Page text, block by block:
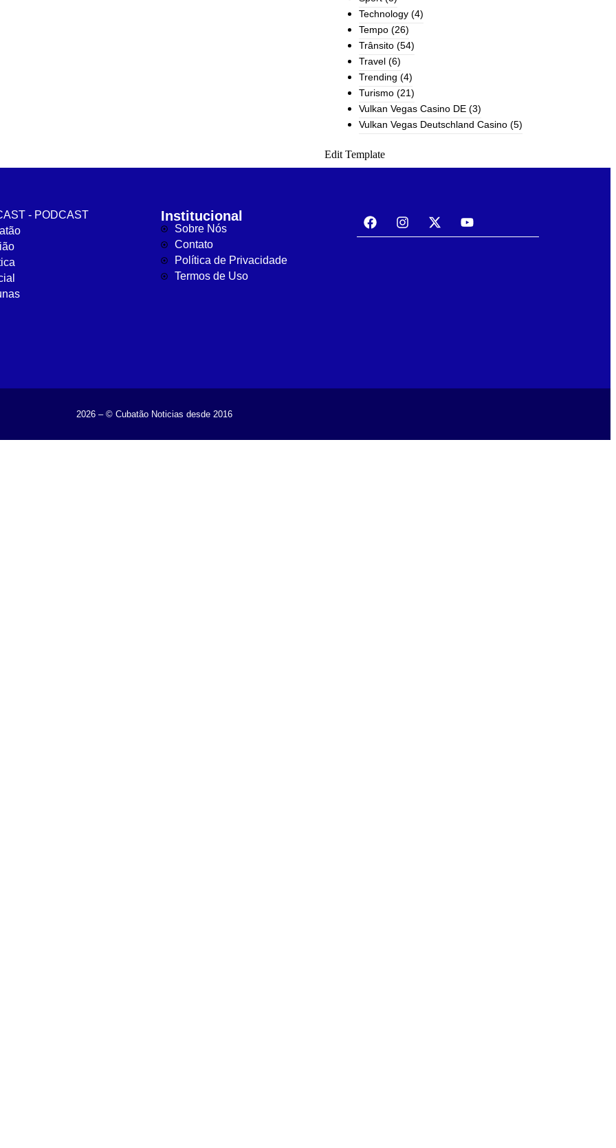
Technology (4)
Tempo (26)
Trânsito (54)
Travel (6)
Trending (4)
Turismo (21)
Vulkan Vegas Casino DE (3)
Vulkan Vegas Deutschland Casino (5)
Edit Template
- PODCAST
Institucional
Sobre Nós
Contato
Política de Privacidade
Termos de Uso
2026 – © Cubatão Noticias desde 2016